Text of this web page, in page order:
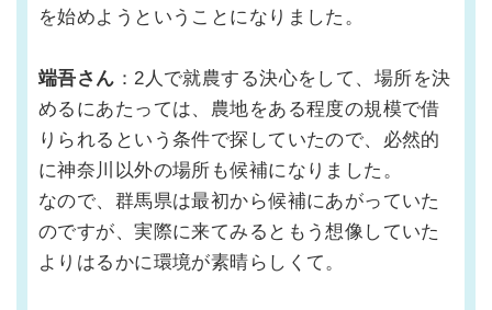
を始めようということになりました。
端吾さん ：2人で就農する決心をして、場所を決
めるにあたっては、農地をある程度の規模で借
りられるという条件で探していたので、必然的
に神奈川以外の場所も候補になりました。
なので、群馬県は最初から候補にあがっていた
のですが、実際に来てみるともう想像していた
よりはるかに環境が素晴らしくて。